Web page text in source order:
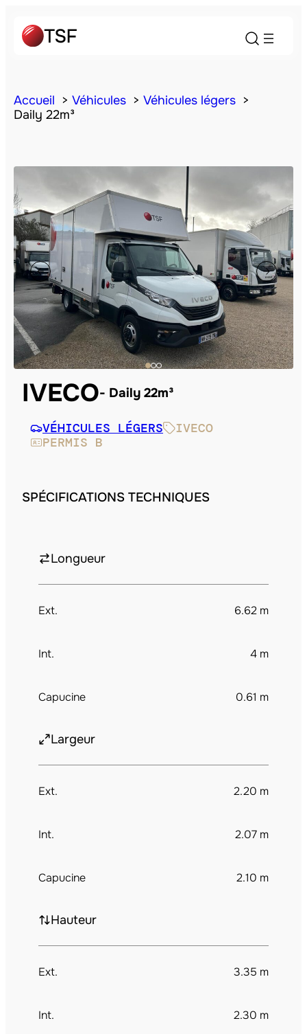
Accueil Véhicules
Véhicules légers
Daily 22m³
IVECO Daily 22m³
VÉHICULES LÉGERS
IVECO
PERMIS B
SPÉCIFICATIONS TECHNIQUES
Longueur
Ext. 6.62 m
Int. 4 m
Capucine 0.61 m
Largeur
Ext. 2.20 m
Int. 2.07 m
Capucine 2.10 m
Hauteur
Ext. 3.35 m
Int. 2.30 m